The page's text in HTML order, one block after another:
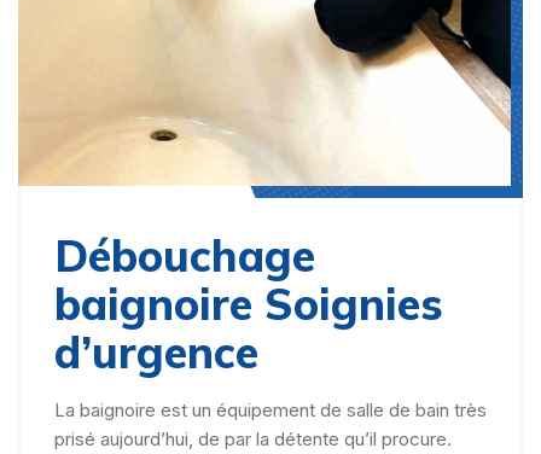
Débouchage
baignoire Soignies
d’urgence
La baignoire est un équipement de salle de bain très
prisé aujourd’hui, de par la détente qu’il procure.